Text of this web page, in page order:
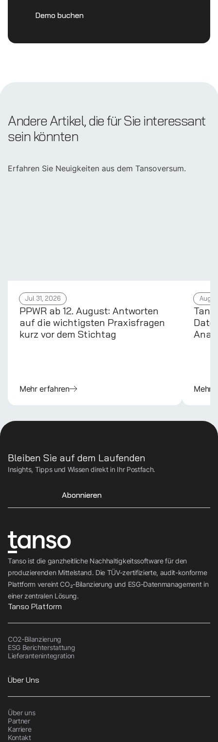
Demo buchen
Andere Artikel, die für Sie interessant
sein könnten
Erfahren Sie Neuigkeiten aus dem Tansoversum.
Jul 31, 2026
PPWR ab 12. August: Antworten
auf die wichtigsten Praxisfragen
kurz vor dem Stichtag
Mehr erfahren
Aug
Mehr
Tanso ist die ganzheitliche Nachhaltigkeitssoftware für den
produzierenden Mittelstand. Die TÜV-zertifizierte, audit-konforme
Plattform vereint CO₂-Bilanzierung und ESG-Datenmanagement in
einer zentralen Lösung.
Bleiben Sie auf dem Laufenden
Insights, Tipps und Wissen direkt in Ihr Postfach.
Abonnieren
Tanso Platform
CO2-Bilanzierung
ESG Berichterstattung
Lieferantenintegration
Über Uns
Über uns
Partner
Karriere
Kontakt